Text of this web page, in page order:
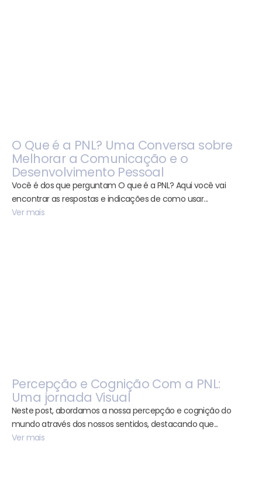
O Que é a PNL? Uma Conversa sobre
Melhorar a Comunicação e o
Desenvolvimento Pessoal
Você é dos que perguntam O que é a PNL? Aqui você vai
encontrar as respostas e indicações de como usar...
Ver mais
Percepção e Cognição Com a PNL:
Uma jornada Visual
Neste post, abordamos a nossa percepção e cognição do
mundo através dos nossos sentidos, destacando que...
Ver mais